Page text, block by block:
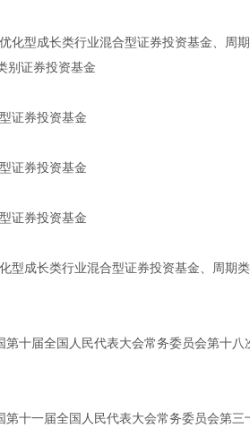
化型成长类行业混合型证券投资基金、周
别证券投资基金
证券投资基金
证券投资基金
证券投资基金
型成长类行业混合型证券投资基金、周期
第十届全国人民代表大会常务委员会第十
第十一届全国人民代表大会常务委员会第